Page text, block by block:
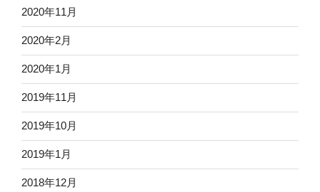
2020年11月
2020年2月
2020年1月
2019年11月
2019年10月
2019年1月
2018年12月